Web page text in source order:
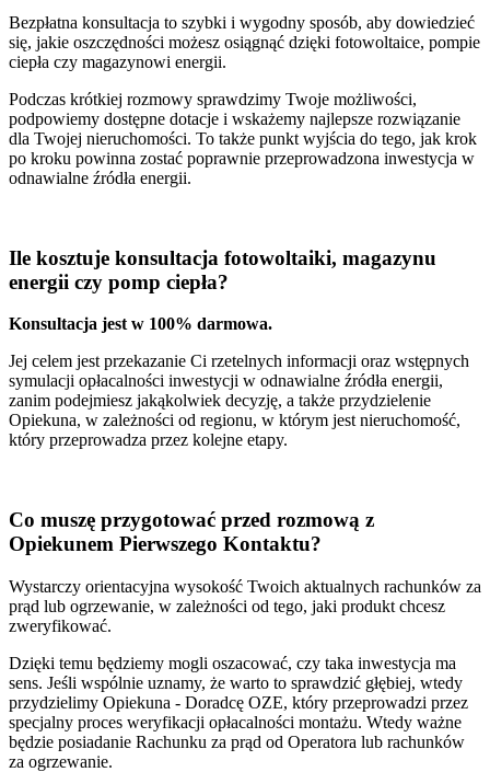
Bezpłatna konsultacja to szybki i wygodny sposób, aby dowiedzieć
się, jakie oszczędności możesz osiągnąć dzięki fotowoltaice, pompie
ciepła czy magazynowi energii.
Podczas krótkiej rozmowy sprawdzimy Twoje możliwości,
podpowiemy dostępne dotacje i wskażemy najlepsze rozwiązanie
dla Twojej nieruchomości. To także punkt wyjścia do tego, jak krok
po kroku powinna zostać poprawnie przeprowadzona inwestycja w
odnawialne źródła energii.
Ile kosztuje konsultacja fotowoltaiki, magazynu
energii czy pomp ciepła?
Konsultacja jest w 100% darmowa.
Jej celem jest przekazanie Ci rzetelnych informacji oraz wstępnych
symulacji opłacalności inwestycji w odnawialne źródła energii,
zanim podejmiesz jakąkolwiek decyzję, a także przydzielenie
Opiekuna, w zależności od regionu, w którym jest nieruchomość,
który przeprowadza przez kolejne etapy.
Co muszę przygotować przed rozmową z
Opiekunem Pierwszego Kontaktu?
Wystarczy orientacyjna wysokość Twoich aktualnych rachunków za
prąd lub ogrzewanie, w zależności od tego, jaki produkt chcesz
zweryfikować.
Dzięki temu będziemy mogli oszacować, czy taka inwestycja ma
sens. Jeśli wspólnie uznamy, że warto to sprawdzić głębiej, wtedy
przydzielimy Opiekuna - Doradcę OZE, który przeprowadzi przez
specjalny proces weryfikacji opłacalności montażu. Wtedy ważne
będzie posiadanie Rachunku za prąd od Operatora lub rachunków
za ogrzewanie.